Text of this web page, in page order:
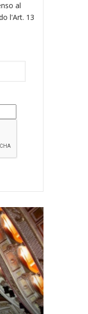
al
l'Art. 13